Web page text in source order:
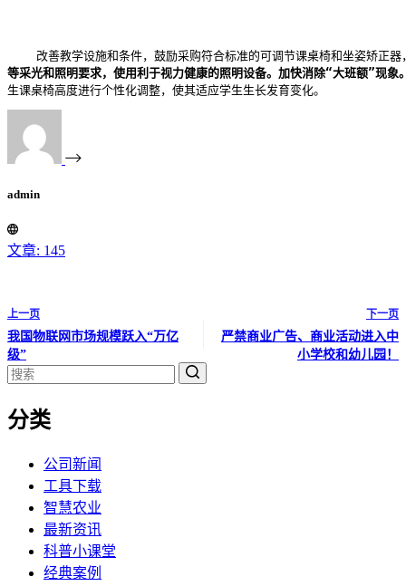
改善教学设施和条件，鼓励采购符合标准的可调节课桌椅和坐姿矫正器
等采光和照明要求，使用利于视力健康的照明设备。加快消除“大班额”现象
生课桌椅高度进行个性化调整，使其适应学生生长发育变化。
admin
文章: 145
上一页
我国物联网市场规模跃入“万亿
级”
下一页
严禁商业广告、商业活动进入中
小学校和幼儿园！
结
分类
公司新闻
工具下载
智慧农业
最新资讯
科普小课堂
经典案例